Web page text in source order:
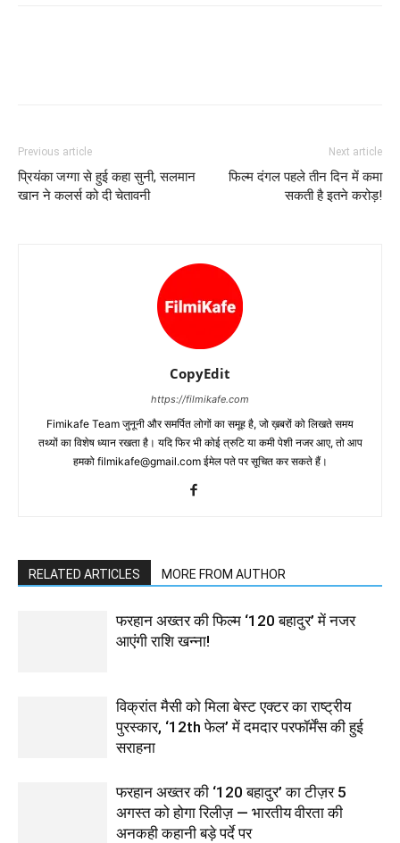
Previous article
प्रियंका जग्‍गा से हुई कहा सुनी, सलमान
खान ने कलर्स को दी चेतावनी
Next article
फिल्‍म दंगल पहले तीन दिन में कमा
सकती है इतने करोड़!
CopyEdit
https://filmikafe.com
Fimikafe Team जुनूनी और समर्पित लोगों का समूह है, जो ख़बरों को लिखते समय
तथ्‍यों का विशेष ध्‍यान रखता है। यदि फिर भी कोई त्रुटि या कमी पेशी नजर आए, तो आप
हमको filmikafe@gmail.com ईमेल पते पर सूचित कर सकते हैं।
RELATED ARTICLES MORE FROM AUTHOR
फरहान अख्तर की फिल्म ‘120 बहादुर’ में नजर
आएंगी राशि खन्ना!
विक्रांत मैसी को मिला बेस्ट एक्टर का राष्ट्रीय
पुरस्कार, ‘12th फेल’ में दमदार परफॉर्मेंस की हुई
सराहना
फरहान अख्तर की ‘120 बहादुर’ का टीज़र 5
अगस्त को होगा रिलीज़ — भारतीय वीरता की
अनकही कहानी बड़े पर्दे पर